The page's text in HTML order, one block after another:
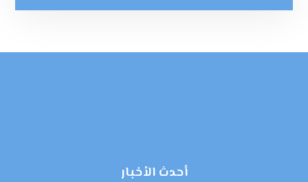
أحدث الأخبار